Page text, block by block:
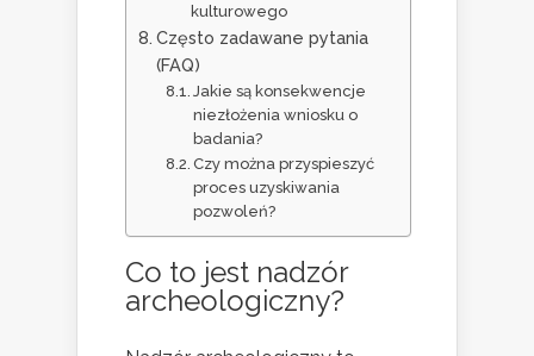
kulturowego
Często zadawane pytania
(FAQ)
Jakie są konsekwencje
niezłożenia wniosku o
badania?
Czy można przyspieszyć
proces uzyskiwania
pozwoleń?
Co to jest nadzór
archeologiczny?